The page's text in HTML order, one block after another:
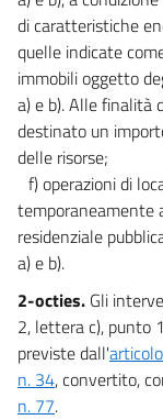
di caratteristiche
quelle indicate
immobili oggetto
a) e b). Alle finalità
destinato un
delle risorse;
f) operazioni di
temporaneamente
residenziale
a) e b).
2-octies. Gli
2, lettera c), punto
previste dall'
n. 34, convertito,
n. 77.